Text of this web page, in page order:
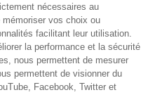
nécessaires au
vos choix ou
facilitant leur utilisation.
la performance et la sécurité
nous permettent de mesurer
permettent de visionner du
Facebook, Twitter et